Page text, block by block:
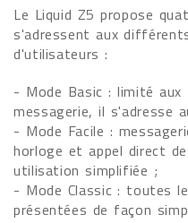
Le Liquid Z5 propose
s'adressent aux
d'utilisateurs :
- Mode Basic : limité
messagerie, il s'adresse
- Mode Facile :
horloge et appel direct
utilisation simplifiée ;
- Mode Classic : toutes
présentées de façon